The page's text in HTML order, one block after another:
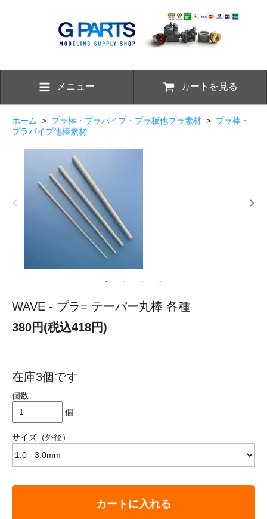
メニュー カートを見る
ホーム > プラ棒・プラパイプ・プラ板他プラ素材 > プラ棒・
プラパイプ他棒素材
WAVE - プラ= テーパー丸棒 各種
380円(税込418円)
在庫3個です
個数
個
サイズ（外径）
カートに入れる